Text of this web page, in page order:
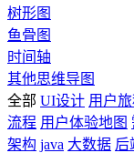
树形图
鱼骨图
时间轴
其他思维导图
全部 UI设计 用户
流程 用户体验地图
架构 java 大数据 后